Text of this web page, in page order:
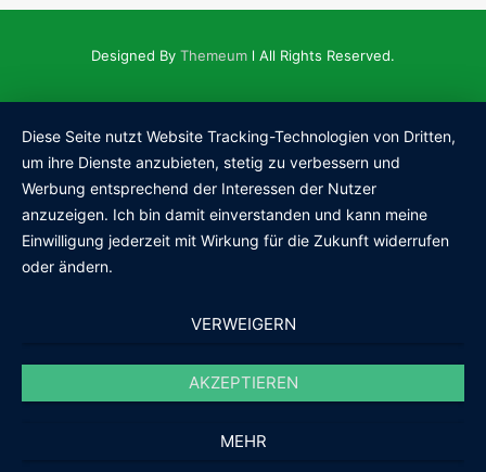
Designed By Themeum l All Rights Reserved.
Diese Seite nutzt Website Tracking-Technologien von Dritten,
um ihre Dienste anzubieten, stetig zu verbessern und
Werbung entsprechend der Interessen der Nutzer
anzuzeigen. Ich bin damit einverstanden und kann meine
Einwilligung jederzeit mit Wirkung für die Zukunft widerrufen
oder ändern.
VERWEIGERN
AKZEPTIEREN
MEHR